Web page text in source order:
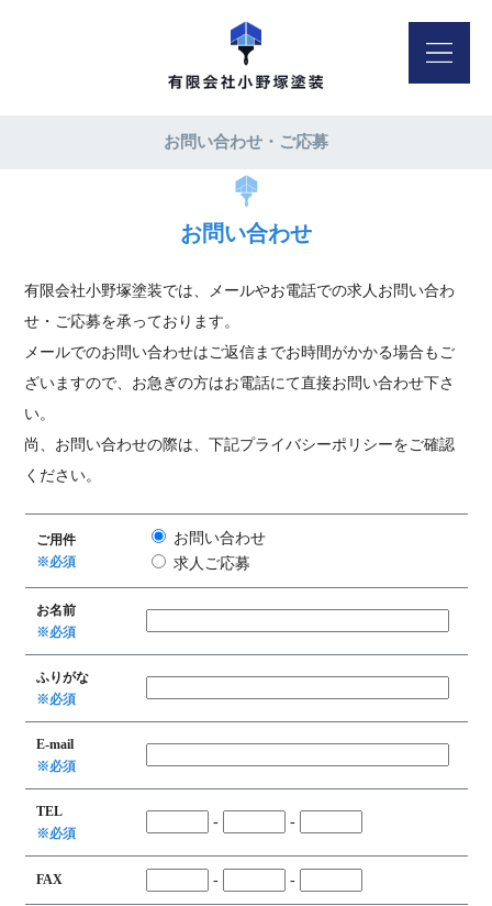
お問い合わせ・ご応募
お問い合わせ
有限会社小野塚塗装では、メールやお電話での求人お問い合わ
せ・ご応募を承っております。
メールでのお問い合わせはご返信までお時間がかかる場合もご
ざいますので、お急ぎの方はお電話にて直接お問い合わせ下さ
い。
尚、お問い合わせの際は、下記プライバシーポリシーをご確認
ください。
ご用件
※必須
お問い合わせ
求人ご応募
お名前
※必須
ふりがな
※必須
E-mail
※必須
TEL
※必須
- -
FAX - -